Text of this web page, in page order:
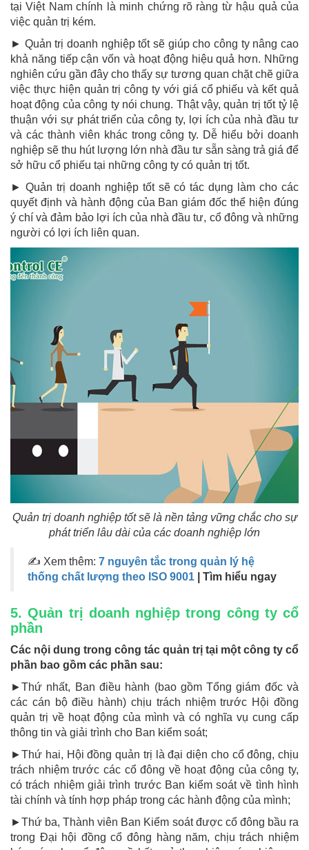
tại Việt Nam chính là minh chứng rõ ràng từ hậu quả của
việc quản trị kém.
► Quản trị doanh nghiệp tốt sẽ giúp cho công ty nâng cao
khả năng tiếp cận vốn và hoạt động hiệu quả hơn. Những
nghiên cứu gần đây cho thấy sự tương quan chặt chẽ giữa
việc thực hiện quản trị công ty với giá cổ phiếu và kết quả
hoạt động của công ty nói chung. Thật vậy, quản trị tốt tỷ lệ
thuận với sự phát triển của công ty, lợi ích của nhà đầu tư
và các thành viên khác trong công ty. Dễ hiểu bởi doanh
nghiệp sẽ thu hút lượng lớn nhà đầu tư sẵn sàng trả giá để
sở hữu cổ phiếu tại những công ty có quản trị tốt.
► Quản trị doanh nghiệp tốt sẽ có tác dụng làm cho các
quyết định và hành động của Ban giám đốc thể hiện đúng
ý chí và đảm bảo lợi ích của nhà đầu tư, cổ đông và những
người có lợi ích liên quan.
Quản trị doanh nghiệp tốt sẽ là nền tảng vững chắc cho sự
phát triển lâu dài của các doanh nghiệp lớn
✍ Xem thêm: 7 nguyên tắc trong quản lý hệ
thống chất lượng theo ISO 9001 | Tìm hiểu ngay
5. Quản trị doanh nghiệp trong công ty cổ
phần
Các nội dung trong công tác quản trị tại một công ty cổ
phần bao gồm các phần sau:
►Thứ nhất, Ban điều hành (bao gồm Tổng giám đốc và
các cán bộ điều hành) chịu trách nhiệm trước Hội đồng
quản trị về hoạt động của mình và có nghĩa vụ cung cấp
thông tin và giải trình cho Ban kiểm soát;
►Thứ hai, Hội đồng quản trị là đại diện cho cổ đông, chịu
trách nhiệm trước các cổ đông về hoạt động của công ty,
có trách nhiệm giải trình trước Ban kiểm soát về tình hình
tài chính và tính hợp pháp trong các hành động của mình;
►Thứ ba, Thành viên Ban Kiểm soát được cổ đông bầu ra
trong Đại hội đồng cổ đông hàng năm, chịu trách nhiệm